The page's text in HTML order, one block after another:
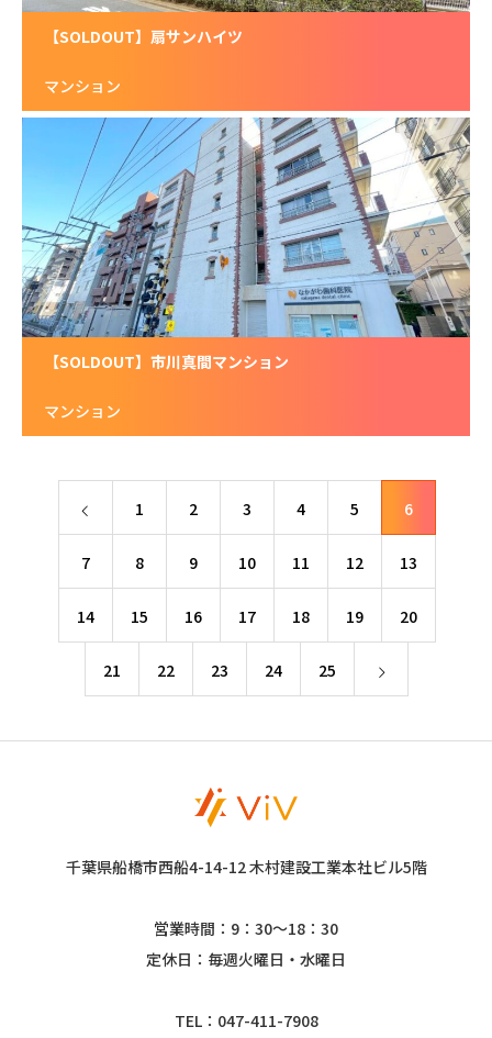
【SOLDOUT】扇サンハイツ
マンション
【SOLDOUT】市川真間マンション
マンション
1 2 3 4 5 6
7 8 9 10 11 12 13
14 15 16 17 18 19 20
21 22 23 24 25
千葉県船橋市西船4-14-12 木村建設工業本社ビル5階
営業時間：9：30～18：30
定休日：毎週火曜日・水曜日
TEL：047-411-7908